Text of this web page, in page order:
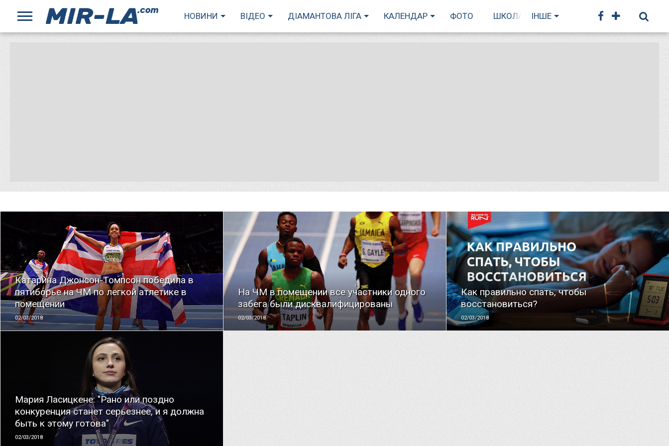
НОВИНИ ВІДЕО ДІАМАНТОВА ЛІГА КАЛЕНДАР ФОТО ШКОЛА БІГУ
ІНШЕ
Катарина Джонсон-Томпсон победила в
пятиборье на ЧМ по легкой атлетике в
помещении
02/03/2018
ЧИТАТЬ
На ЧМ в помещении все участники одного
забега были дисквалифицированы
02/03/2018
ЧИТАТЬ
Как правильно спать, чтобы
восстановиться?
02/03/2018
ЧИТАТЬ
Мария Ласицкене: "Рано или поздно
конкуренция станет серьезнее, и я должна
быть к этому готова"
02/03/2018
ЧИТАТЬ